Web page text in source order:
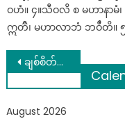
ဝဟံ။ ၄။သီဝလိ စ မဟာနာ
ဣတၳိ၊ မဟာလာဘံ ဘဝိႆတိ။
Post
navigation
ချစ်စိတ်တိုးတဲ့ ကြက်သွန်နီ အိမ်ထောင်သည်တွေ အတွက် အရမ်းကောင်း..
August 2026